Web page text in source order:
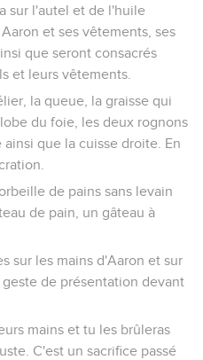
sur l'autel et de l'huile
et ses vêtements, ses
que seront consacrés
et leurs vêtements.
la queue, la graisse qui
du foie, les deux rognons
que la cuisse droite. En
de pains sans levain
de pain, un gâteau à
sur les mains d'Aaron et sur
de présentation devant
mains et tu les brûleras
C'est un sacrifice passé